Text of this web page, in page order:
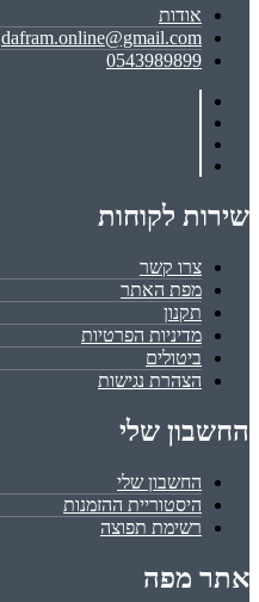
אודות
dafram.online@gmail.com
0543989899
שירות לקוחות
צרו קשר
מפת האתר
תקנון
מדיניות הפרטיות
ביטולים
הצהרת נגישות
החשבון שלי
החשבון שלי
היסטוריית ההזמנות
רשימת תפוצה
אתר מפה